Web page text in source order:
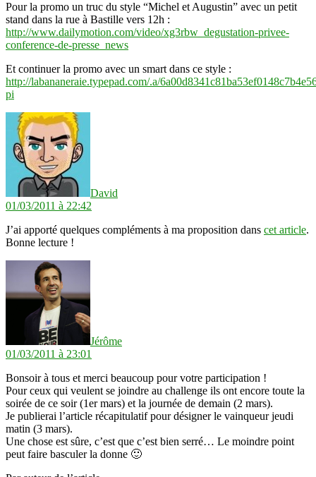
Pour la promo un truc du style “Michel et Augustin” avec un petit
stand dans la rue à Bastille vers 12h :
http://www.dailymotion.com/video/xg3rbw_degustation-privee-
conference-de-presse_news
Et continuer la promo avec un smart dans ce style :
http://labananeraie.typepad.com/.a/
pi
David
01/03/2011 à 22:42
J’ai apporté quelques compléments à ma proposition dans cet article.
Bonne lecture !
Jérôme
01/03/2011 à 23:01
Bonsoir à tous et merci beaucoup pour votre participation !
Pour ceux qui veulent se joindre au challenge ils ont encore toute la
soirée de ce soir (1er mars) et la journée de demain (2 mars).
Je publierai l’article récapitulatif pour désigner le vainqueur jeudi
matin (3 mars).
Une chose est sûre, c’est que c’est bien serré… Le moindre point
peut faire basculer la donne 🙂